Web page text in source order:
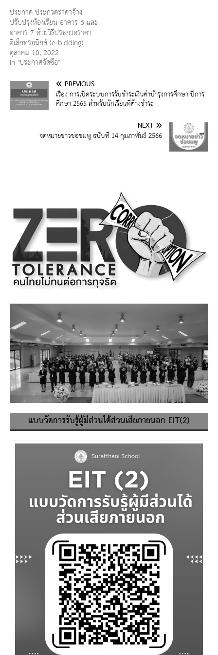
ประกาศ ประกวดราคาจ้าง
ปรับปรุงห้องเรียน อาคาร 6 และ
อาคาร 7 ด้วยวิธีประกวดราคา
อิเล็กทรอนิกส์ (e-bidding)
ตุลาคม 10, 2022
In "ประกาศจัดซื้อ"
PREVIOUS
เรื่อง การเปิดระบบการรับชำระเงินค่าบำรุงการศึกษา ปีการ
ศึกษา 2565 สำหรับนักเรียนที่ค้างชำระ
NEXT
จดหมายข่าวช่อชมพู ฉบับที่ 14 กุมภาพันธ์ 2566
แบบวัดการรับรู้ผู้มีส่วนได้ส่วนเสียภายนอก EIT(2)